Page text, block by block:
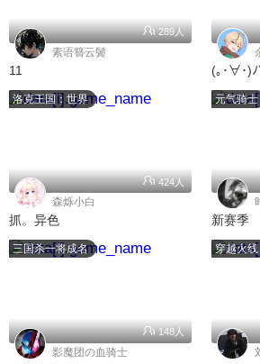
289人
素语簪云鬓
11 (｡･∀･)ﾉ
洛克王国：世界
424人
森烁小白
抓。异色
元气骑士
新赛季
三国杀一将成名
148人
影魔团の血骑士